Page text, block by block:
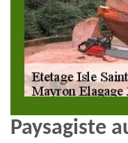
Paysagiste